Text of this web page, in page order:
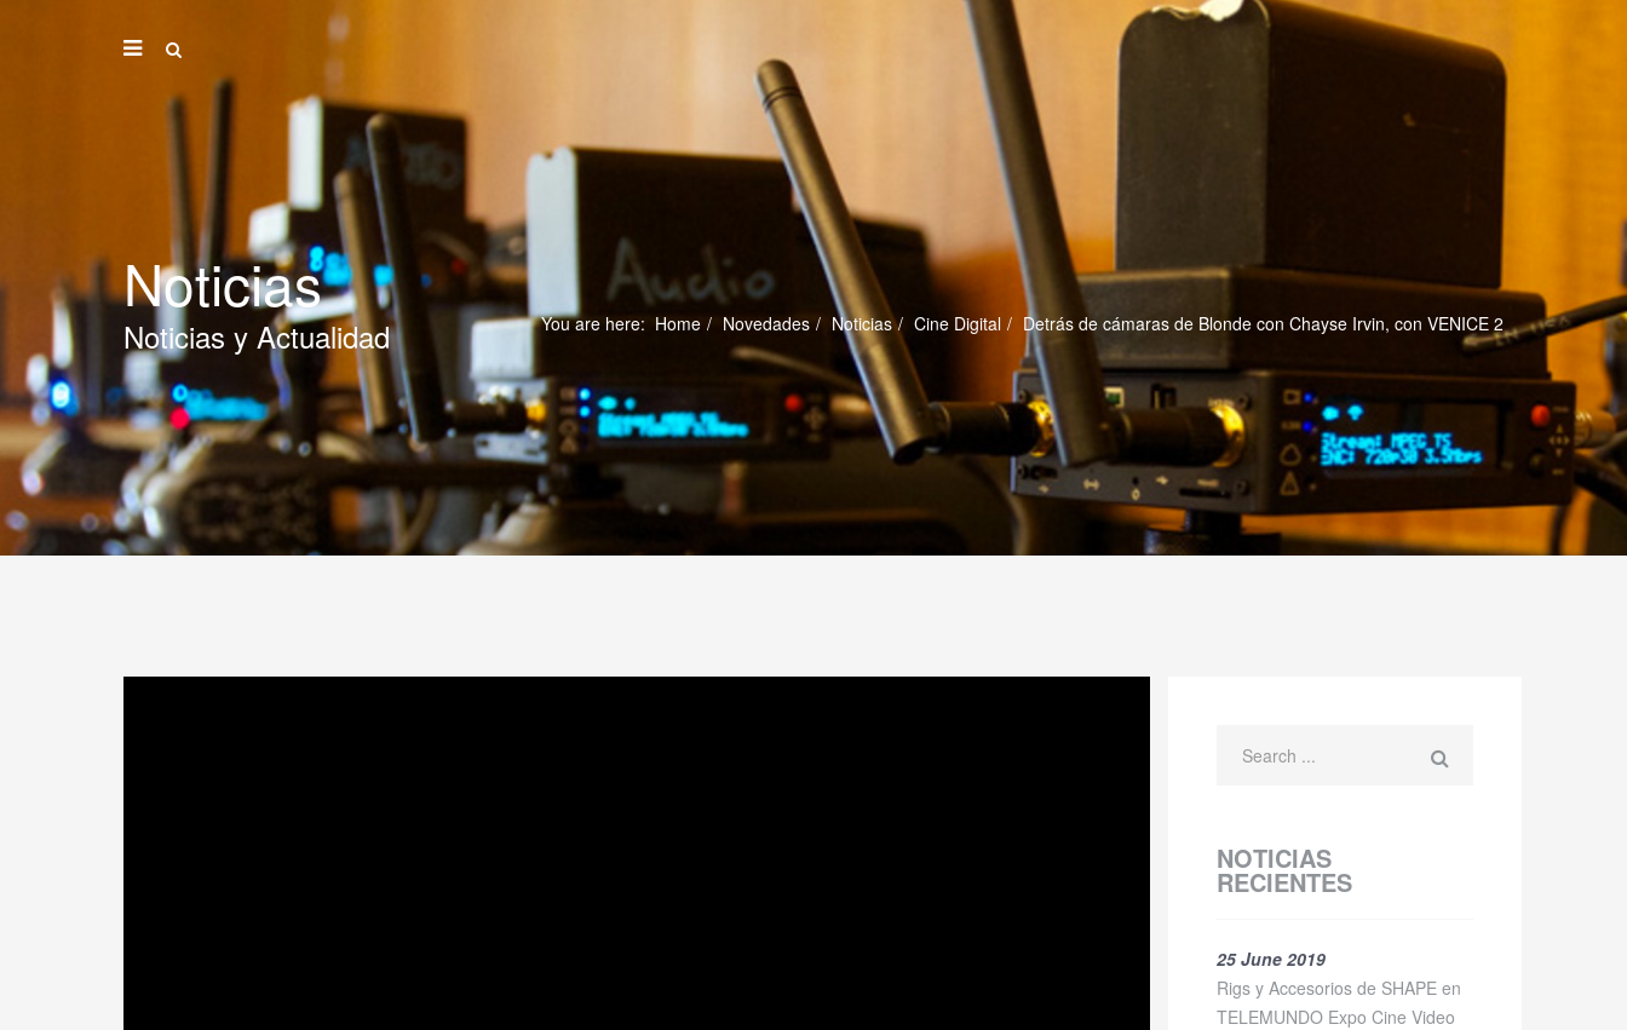
Noticias
Noticias y Actualidad You are here: Home Novedades Noticias Cine Digital Detrás de cámaras de Blonde con Chayse Irvin, con VENICE 2
NOTICIAS
RECIENTES
25 June 2019
Rigs y Accesorios de SHAPE en
TELEMUNDO Expo Cine Video